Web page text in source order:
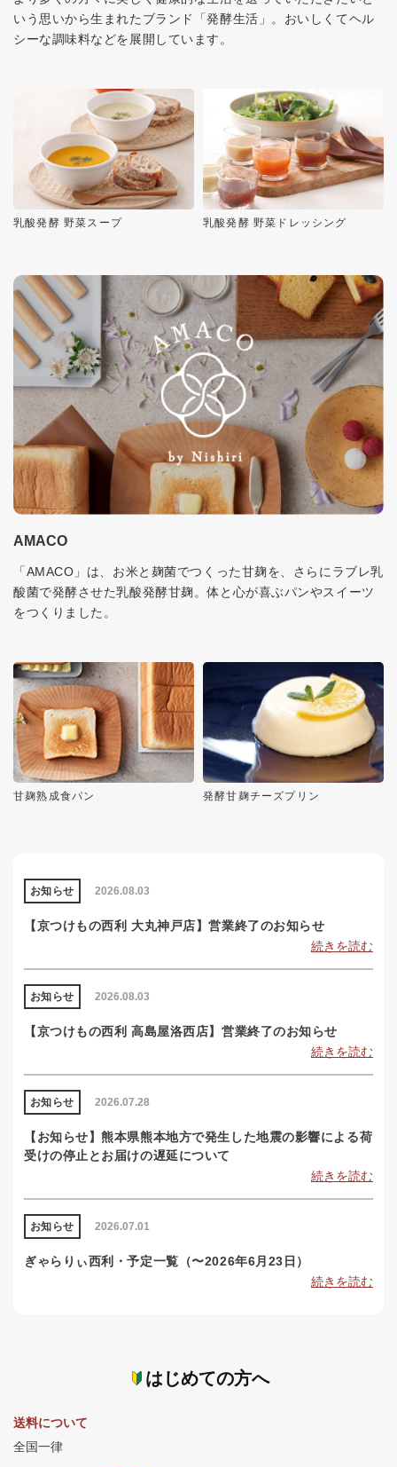
いう思いから生まれたブランド「発酵生活」。おいしくてヘル
シーな調味料などを展開しています。
乳酸発酵 野菜スープ 乳酸発酵 野菜ドレッシング
AMACO
「AMACO」は、お米と麹菌でつくった甘麹を、さらにラブレ乳
酸菌で発酵させた乳酸発酵甘麹。体と心が喜ぶパンやスイーツ
をつくりました。
甘麹熟成食パン 発酵甘麹チーズプリン
2026.08.03
お知らせ
【京つけもの西利 大丸神戸店】営業終了のお知らせ
続きを読む
2026.08.03
お知らせ
【京つけもの西利 高島屋洛西店】営業終了のお知らせ
続きを読む
2026.07.28
お知らせ
【お知らせ】熊本県熊本地方で発生した地震の影響による荷
受けの停止とお届けの遅延について
続きを読む
2026.07.01
お知らせ
ぎゃらりぃ西利・予定一覧（〜2026年6月23日）
続きを読む
はじめての方へ
送料について
全国一律